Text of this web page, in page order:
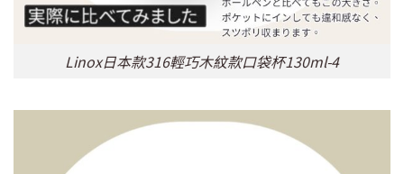
Linox日本款316輕巧木紋款口袋杯130ml-4